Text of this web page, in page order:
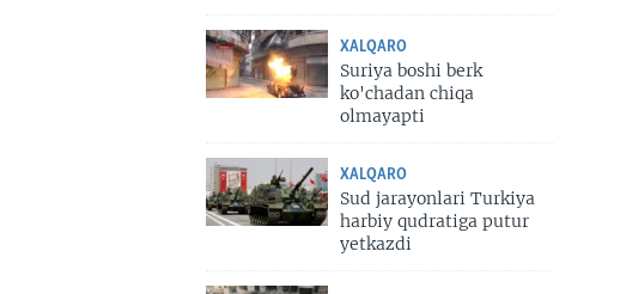
XALQARO
Suriya boshi berk
ko'chadan chiqa
olmayapti
XALQARO
Sud jarayonlari Turkiya
harbiy qudratiga putur
yetkazdi